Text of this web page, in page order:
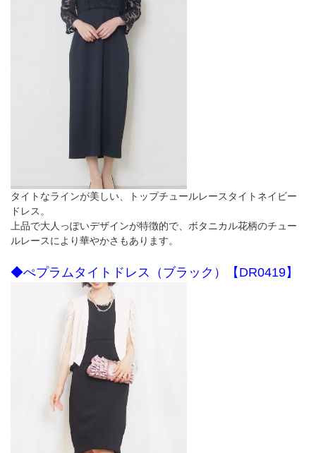
タイトなラインが美しい、トップチュールレースタイトネイビー
ドレス。
上品で大人っぽいデザインが特徴的で、ボタニカル花柄のチュー
ルレースにより華やかさもあります。
◆ぺプラムタイトドレス（ブラック）【DR0419】